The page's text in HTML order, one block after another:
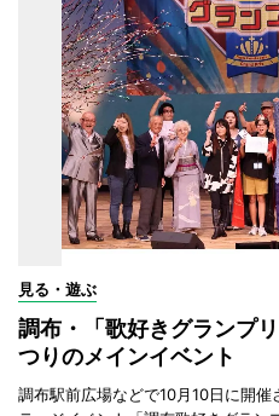
見る・遊ぶ
調布・「歌好きグランプ
つりのメインイベント
調布駅前広場などで10月10日に開